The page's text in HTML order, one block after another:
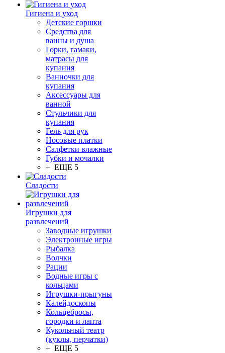
Гигиена и уход
Детские горшки
Средства для
ванны и душа
Горки, гамаки,
матрасы для
купания
Ванночки для
купания
Аксессуары для
ванной
Стульчики для
купания
Гель для рук
Носовые платки
Салфетки влажные
Губки и мочалки
+ ЕЩЕ 5
Сладости
Игрушки для
развлечений
Заводные игрушки
Электронные игры
Рыбалка
Волчки
Рации
Водные игры с
кольцами
Игрушки-прыгуны
Калейдоскопы
Кольцебросы,
городки и лапта
Кукольный театр
(куклы, перчатки)
+ ЕЩЕ 5